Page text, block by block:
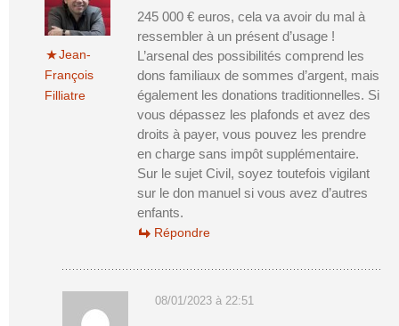
Jean-
François
Filliatre
245 000 € euros, cela va avoir du mal à
ressembler à un présent d’usage !
L’arsenal des possibilités comprend les
dons familiaux de sommes d’argent, mais
également les donations traditionnelles. Si
vous dépassez les plafonds et avez des
droits à payer, vous pouvez les prendre
en charge sans impôt supplémentaire.
Sur le sujet Civil, soyez toutefois vigilant
sur le don manuel si vous avez d’autres
enfants.
Répondre
08/01/2023 à 22:51